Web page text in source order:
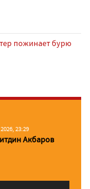
пожинает бурю
23:29
Акбаров